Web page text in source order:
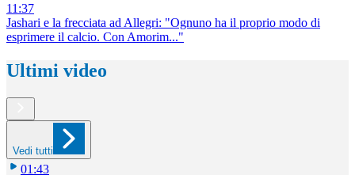
11:37
Jashari e la frecciata ad Allegri: "Ognuno ha il proprio modo di
esprimere il calcio. Con Amorim..."
Ultimi video
Vedi tutti
01:43